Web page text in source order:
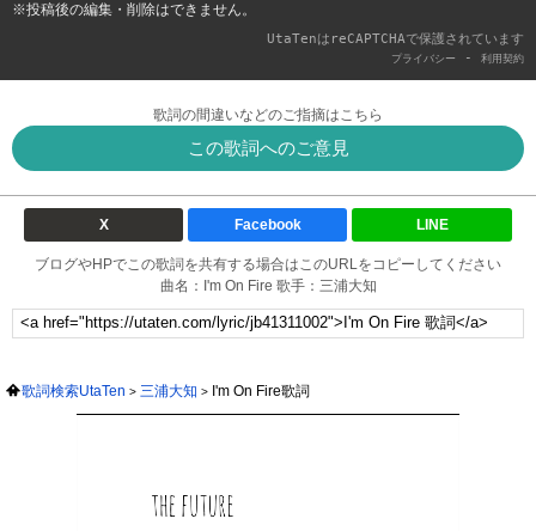
※投稿後の編集・削除はできません。
UtaTenはreCAPTCHAで保護されています
プライバシー - 利用契約
歌詞の間違いなどのご指摘はこちら
この歌詞へのご意見
X Facebook LINE
ブログやHPでこの歌詞を共有する場合はこのURLをコピーしてください
曲名：I'm On Fire 歌手：三浦大知
歌詞検索UtaTen 三浦大知 I'm On Fire歌詞